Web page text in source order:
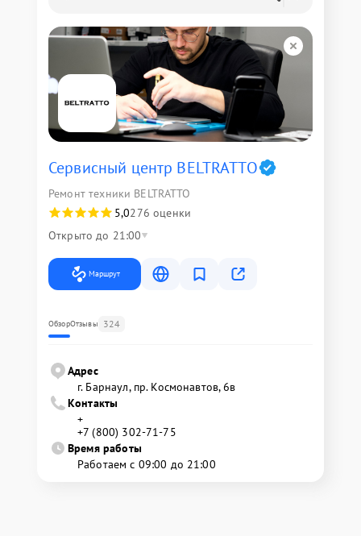
Сервисный центр BELTRATTO
Ремонт техники BELTRATTO
5,0276 оценки
Открыто до 21:00
Маршрут
ОбзорОтзывы 324
Адрес
г. Барнаул, ​пр. Космонавтов, 6в
Контакты
+
+7 (800) 302-71-75
Время работы
Работаем с 09:00 до 21:00